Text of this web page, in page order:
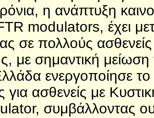
η ανάπτυξη
modulators, έχει
σε πολλούς
με σημαντική
ενεργοποίησε
ασθενείς με
συμβάλλοντας